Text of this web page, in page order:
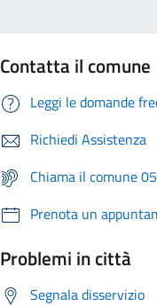
Contatta il comune
Leggi le domande
Richiedi Assistenza
Chiama il comune
Prenota un
Problemi in città
Segnala disservizio